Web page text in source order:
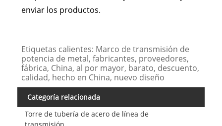
enviar los productos.
Etiquetas calientes: Marco de transmisión de
potencia de metal, fabricantes, proveedores,
fábrica, China, al por mayor, barato, descuento,
calidad, hecho en China, nuevo diseño
Categoría relacionada
Torre de tubería de acero de línea de